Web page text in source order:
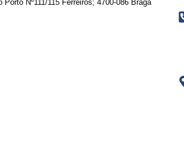
Porto Nº111/115 Ferreiros; 4700-086 Braga